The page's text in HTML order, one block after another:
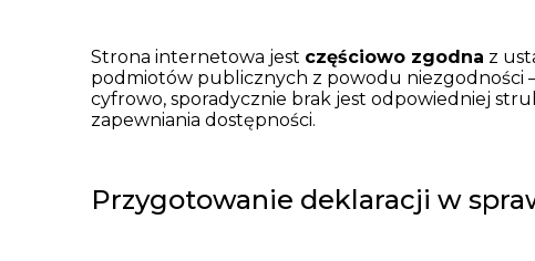
Strona internetowa jest częściowo zgodna z
podmiotów publicznych z powodu niezgodności
cyfrowo, sporadycznie brak jest odpowiedniej
zapewniania dostępności.
Przygotowanie deklaracji w